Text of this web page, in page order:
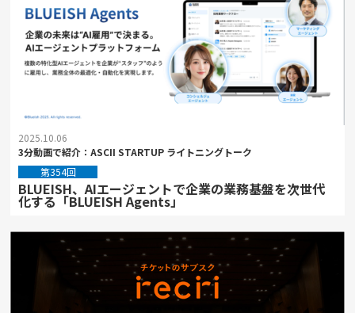
2025.10.06
3分動画で紹介：ASCII STARTUP ライトニングトーク
第354回
BLUEISH、AIエージェントで企業の業務基盤を次世代
化する「BLUEISH Agents」